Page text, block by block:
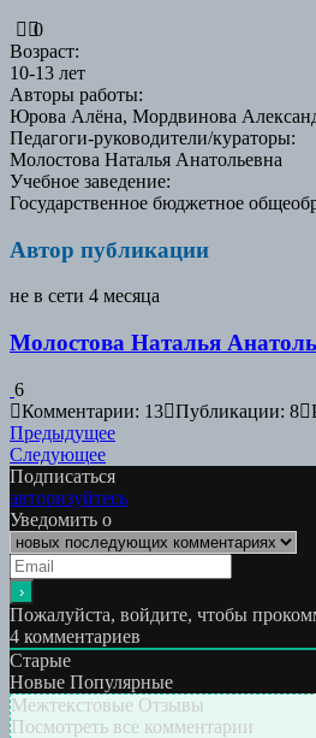
0
Возраст:
10-13 лет
Авторы работы:
Юрова Алёна, Мордвинова
Педагоги-руководители/кураторы:
Молостова Наталья Анатольевна
Учебное заведение:
Государственное бюджетное
Автор публикации
не в сети 4 месяца
Молостова Наталья
6
Комментарии: 13 Публикации: 8
Навигация
по
записям
ПредыдущееПредыдущая
СледующееСледующая
работа:
Подписаться
авторизуйтесь
Уведомить о
Пожалуйста, войдите, чтобы
4 комментариев
Старые
Новые Популярные
Межтекстовые Отзывы
Посмотреть все комментарии